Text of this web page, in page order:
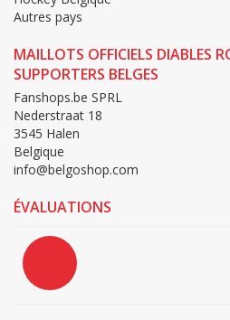
Autres pays
MAILLOTS OFFICIELS DIABLES
SUPPORTERS BELGES
Fanshops.be SPRL
Nederstraat 18
3545 Halen
Belgique
info@belgoshop.com
ÉVALUATIONS